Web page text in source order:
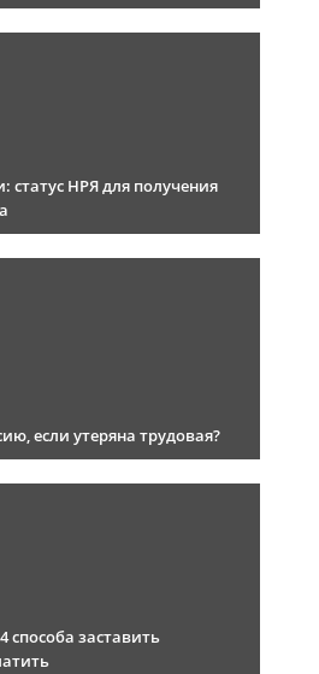
статус НРЯ для получения
если утеряна трудовая?
способа заставить